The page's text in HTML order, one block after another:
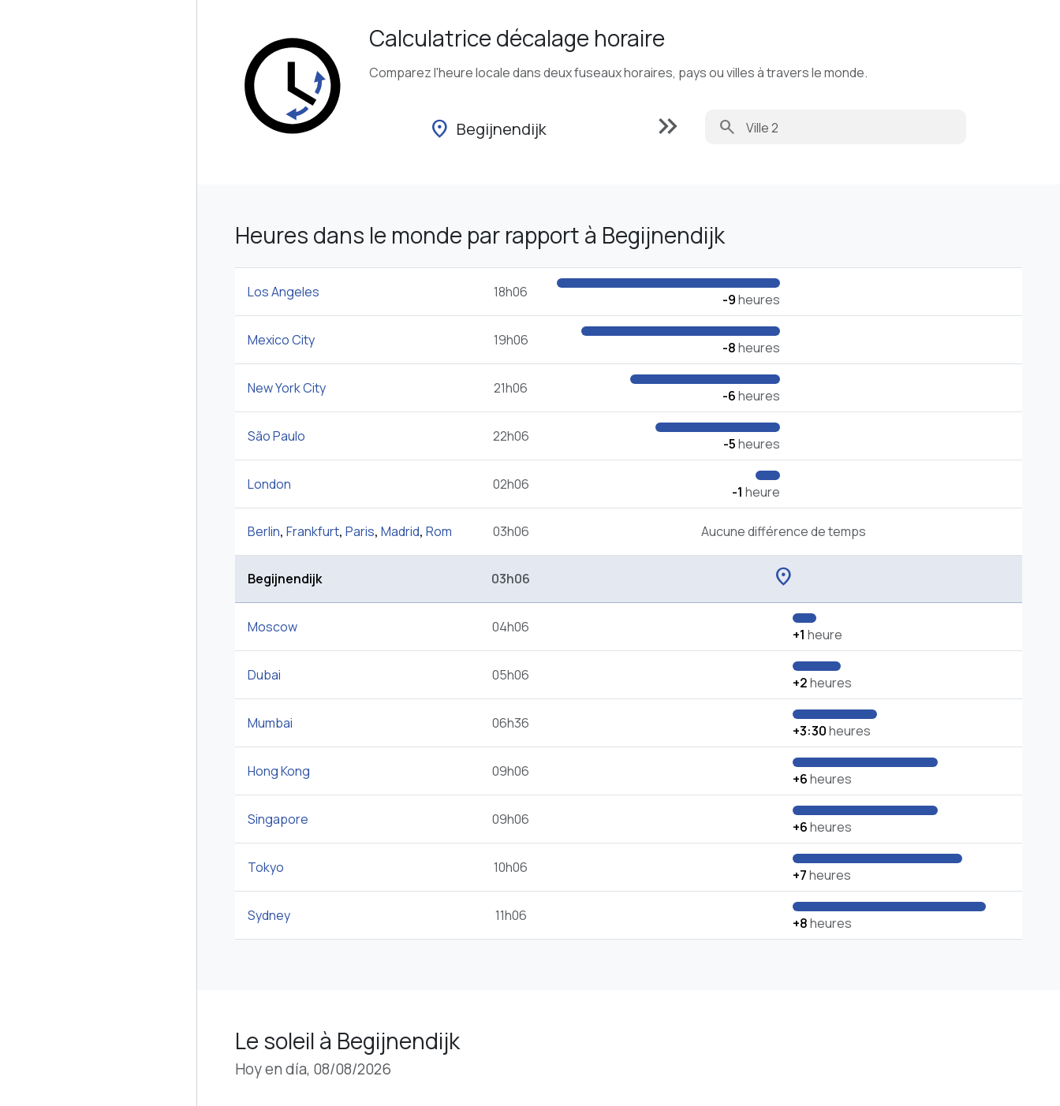
Calculatrice décalage horaire
Comparez l'heure locale dans deux fuseaux horaires, pays ou villes à travers le monde.
location_on Begijnendijk keyboard_double_arrow_right search
Heures dans le monde par rapport à Begijnendijk
Los Angeles 18h06 -9heures
Mexico City 19h06 -8heures
New York City 21h06 -6heures
São Paulo 22h06 -5heures
London 02h06 -1 heure
Berlin, Frankfurt, Paris, Madrid, Rom 03h06 Aucune différence de temps
Begijnendijk 03h06 location_on
Moscow 04h06 +1 heure
Dubai 05h06 +2heures
Mumbai 06h36 +3:30heures
Hong Kong 09h06 +6heures
Singapore 09h06 +6heures
Tokyo 10h06 +7heures
Sydney 11h06 +8heures
Le soleil à Begijnendijk
Hoy en día, 08/08/2026